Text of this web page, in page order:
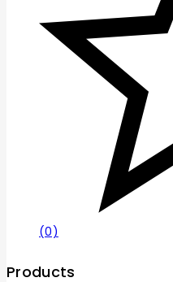
(0)
Products